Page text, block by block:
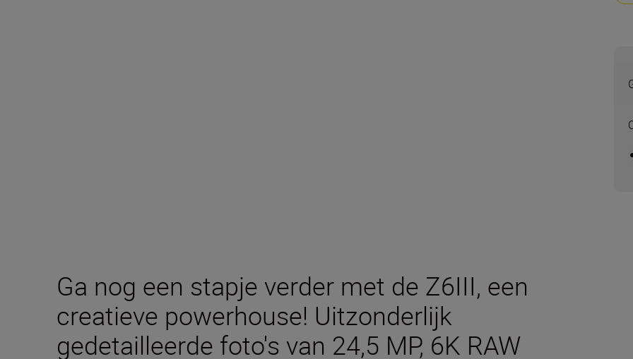
Ga nog een stapje verder met de Z6III, een
creatieve powerhouse! Uitzonderlijk
gedetailleerde foto's van 24,5 MP, 6K RAW